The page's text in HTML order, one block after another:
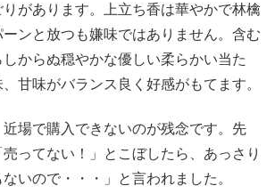
があります。上立ち香は華やかで林檎
ンと放つも嫌味ではありません。含む
からぬ穏やかな優しい柔らかい当た
甘味がバランス良く好感がもてます。
場で購入できないのが残念です。先
ってない！」とこぼしたら、あっさり
いので・・・」と言われました。